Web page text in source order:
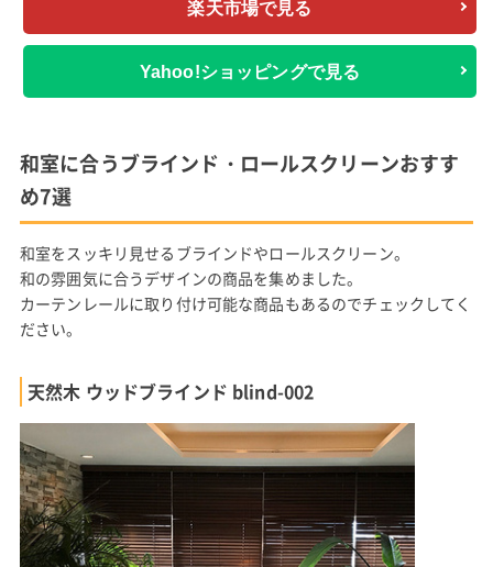
楽天市場で見る
Yahoo!ショッピングで見る
和室に合うブラインド・ロールスクリーンおすす
め7選
和室をスッキリ見せるブラインドやロールスクリーン。
和の雰囲気に合うデザインの商品を集めました。
カーテンレールに取り付け可能な商品もあるのでチェックしてく
ださい。
天然木 ウッドブラインド blind-002